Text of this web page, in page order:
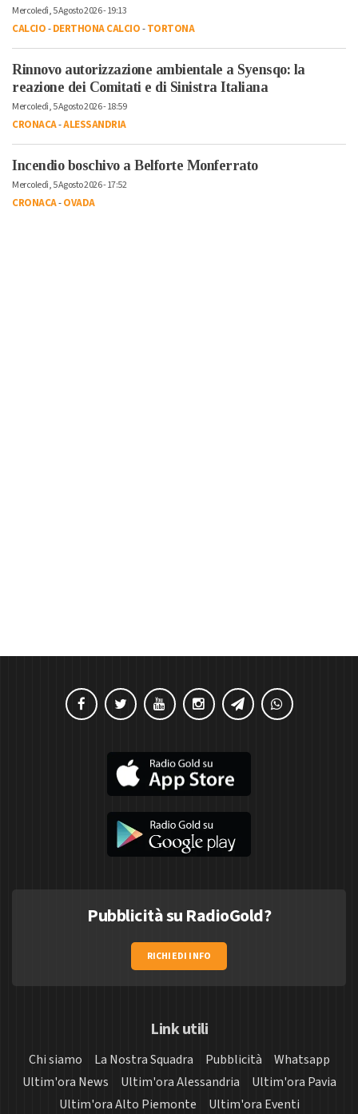
Mercoledì, 5 Agosto 2026 - 19:13
CALCIO-DERTHONA CALCIO-TORTONA
Rinnovo autorizzazione ambientale a Syensqo: la
reazione dei Comitati e di Sinistra Italiana
Mercoledì, 5 Agosto 2026 - 18:59
CRONACA-ALESSANDRIA
Incendio boschivo a Belforte Monferrato
Mercoledì, 5 Agosto 2026 - 17:52
CRONACA-OVADA
Pubblicità su RadioGold?
RICHIEDI INFO
Link utili
Chi siamo La Nostra Squadra Pubblicità
Whatsapp
Ultim'ora News
Ultim'ora Alessandria
Ultim'ora Pavia
Ultim'ora Alto Piemonte
Ultim'ora Eventi